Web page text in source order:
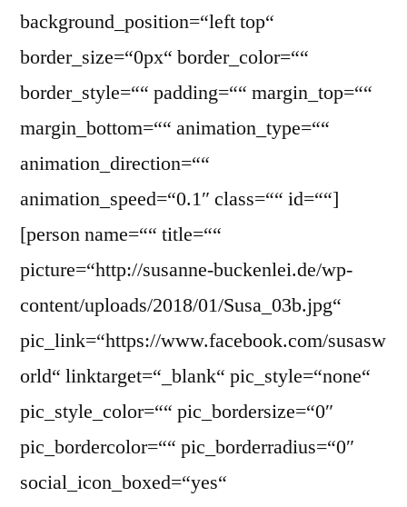
background_position=“left top“
border_size=“0px“ border_color=““
border_style=““ padding=““ margin_top=““
margin_bottom=““ animation_type=““
animation_direction=““
animation_speed=“0.1″ class=““ id=““]
[person name=““ title=““
picture=“http://susanne-buckenlei.de/wp-
content/uploads/2018/01/Susa_03b.jpg“
pic_link=“https://www.facebook.com/susasw
orld“ linktarget=“_blank“ pic_style=“none“
pic_style_color=““ pic_bordersize=“0″
pic_bordercolor=““ pic_borderradius=“0″
social_icon_boxed=“yes“